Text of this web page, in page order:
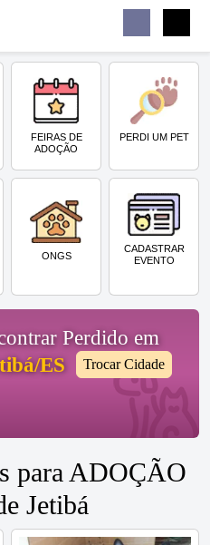
FEIRAS DE
ADOÇÃO
PERDI UM PET
ONGS
CADASTRAR
EVENTO
Perdido em
ES
Trocar Cidade
para ADOÇÃO
Jetibá